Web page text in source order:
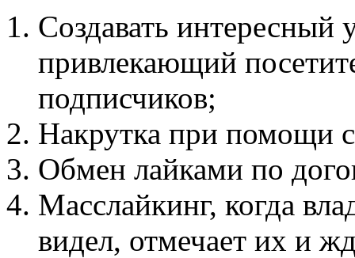
Создавать интересный
привлекающий
подписчиков;
Накрутка при помощи
Обмен лайками по
Масслайкинг, когда
видел, отмечает их и